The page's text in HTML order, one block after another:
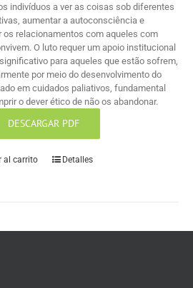
indivíduos a ver as coisas sob diferentes
aumentar a autoconsciência e
os relacionamentos com aqueles com
O luto requer um apoio institucional
para aqueles que estão sofrem,
por meio do desenvolvimento do
em cuidados paliativos, fundamental
o dever ético de não os abandonar.
DESCARGAR PDF
al carrito Detalles